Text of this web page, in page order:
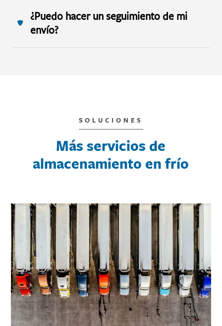
¿Puedo hacer un seguimiento de mi
envío?
SOLUCIONES
Más servicios de
almacenamiento en frío